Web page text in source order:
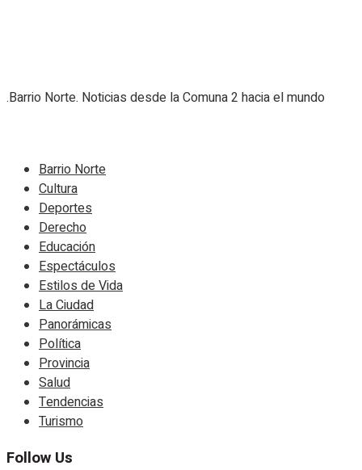
.Barrio Norte. Noticias desde la Comuna 2 hacia el mundo
Barrio Norte
Cultura
Deportes
Derecho
Educación
Espectáculos
Estilos de Vida
La Ciudad
Panorámicas
Política
Provincia
Salud
Tendencias
Turismo
Follow Us